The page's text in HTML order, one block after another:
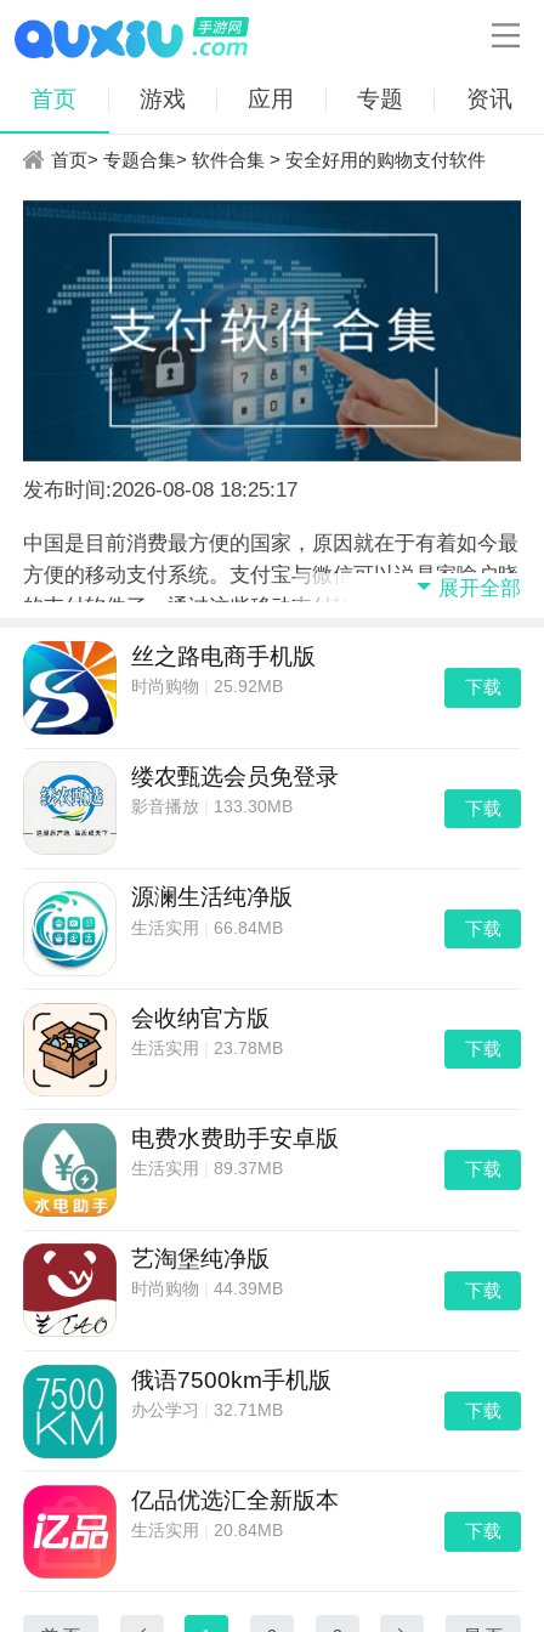

首页 游戏 应用 专题 资讯
首页>专题合集>软件合集 > 安全好用的购物支付软件
发布时间:2026-08-08 18:25:17
中国是目前消费最方便的国家，原因就在于有着如今最
方便的移动支付系统。支付宝与微信可以说是家喻户晓
的支付软件了，通过这些移动支付软件，人们不必在出
门时再携带大量现金，也不用因为买东西的问题而发
愁。可以说，这些支付软件已经不止是影响我们的生活
了，而是直接改变了我们的生活。小编在这里整合了不
少支付软件，各位可以根据自己需求进行下载，面对广
告等不良信息时记得要谨慎哦！
展开全部
丝之路电商手机版
时尚购物 |25.92MB 下载
缕农甄选会员免登录
影音播放 133.30MB 下载
源澜生活纯净版
生活实用 |66.84MB 下载
会收纳官方版
生活实用 23.78MB 下载
电费水费助手安卓版
生活实用 |89.37MB 下载
艺淘堡纯净版
时尚购物 |44.39MB 下载
俄语7500km手机版
办公学习 |32.71MB 下载
亿品优选汇全新版本
生活实用 20.84MB 下载